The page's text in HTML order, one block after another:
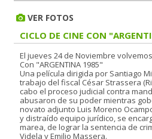
VER FOTOS
CICLO DE CINE CON
El jueves 24 de Noviembre
Con "ARGENTINA 1985"
Una película dirigida por Santiago
trabajo del fiscal César Strassera
cabo el proceso judicial contra
abusaron de su poder mientras
novato adjunto Luis Moreno
y distraído equipo jurídico, se
marea, de lograr la sentencia de
Videla y Emilio Massera.